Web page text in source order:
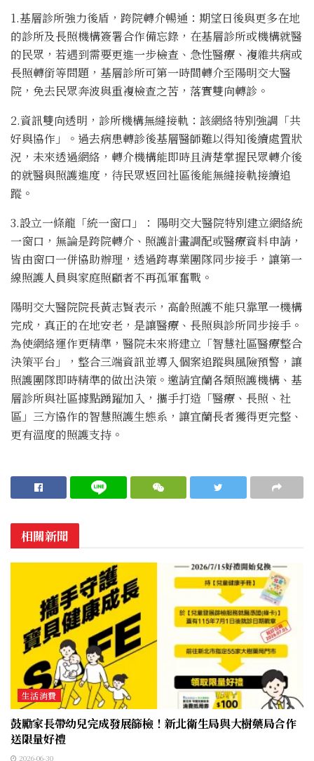
1.基層診所強力後盾，跨院轉介暢通：期望日後與更多在地
的診所及長照機構簽署合作備忘錄，在基層診所或機構就醫
的民眾，若遇到需要更進一步檢查、急性醫療、複雜共病或
長照轉銜等問題，基層診所可第一時間轉介至陽明交大醫
院，免去民眾奔波與重複檢查之苦，落實雙向轉診。
2.資訊雙向透明，診所機構無縫接軌：該網絡特別強調「共
好與協作」。過去病患轉診後基層醫師難以得知後續處置狀
況，未來透過網絡，轉介機構能即時且清楚掌握民眾轉介後
的就醫與照護進度，待民眾返回社區後能無縫接軌接續追
蹤。
3.設立一條龍「統一窗口」： 陽明交大醫院特別建立網絡統
一窗口，無論是跨院轉介、照護計畫調配或醫療資料申請，
皆由窗口一併協助辦理，透過跨專業團隊同步接手，讓第一
線照護人員與家庭照顧者不再孤軍奮戰。
陽明交大醫院院長黃志賢表示，高齡照護不能只靠單一機構
完成，真正的在地安老，是讓醫療、長照與診所同步接手。
為使網絡運作更精準，醫院未來將建立「智慧社區醫療整合
決策平台」，整合三端資訊並導入個案追蹤與風險預警，讓
照護團隊即時精準的做出決策。邀請宜蘭各類照護機構、基
層診所與社區據點踴躍加入，攜手打造「醫療、長照、社
區」三方協作的智慧照護生態系，讓宜蘭長者獲得更完整、
更有溫度的照護支持。
相關新聞
生活消費
鼓勵家長帶幼兒完成發展篩檢！新北衛生局與大樹藥局合作
送限量好禮
2026-06-30